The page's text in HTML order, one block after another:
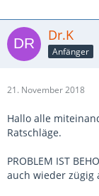
Dr.K
Anfänger
21. November 2018
Hallo alle
Ratschläge.
PROBLEM IST
auch wieder zügig